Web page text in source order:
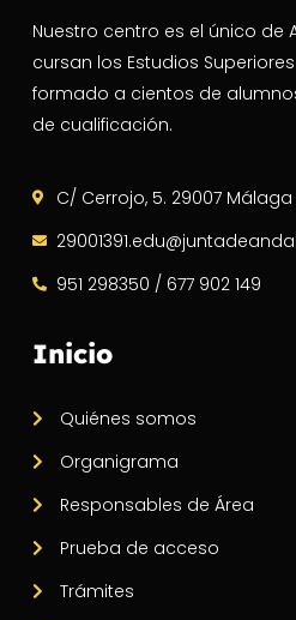
Nuestro centro es el único de
cursan los Estudios
formado a cientos de
de cualificación.
C/ Cerrojo, 5. 29007 Málaga
951 298350 / 677 902 149
Inicio
Quiénes somos
Organigrama
Responsables de Área
Prueba de acceso
Trámites